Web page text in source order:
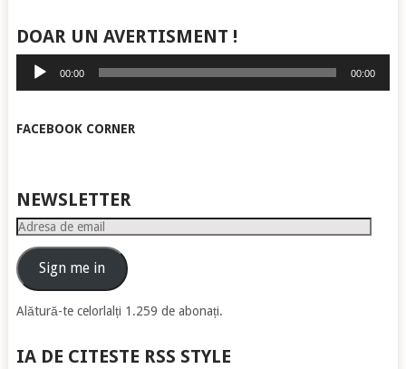
DOAR UN AVERTISMENT !
Player
audio
00:00 00:00
FACEBOOK CORNER
NEWSLETTER
Adresa
emailSign me in
Alătură-te celorlalți 1.259 de abonați.
IA DE CITESTE RSS STYLE